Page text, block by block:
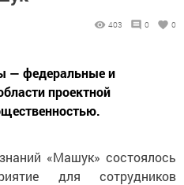
403 0 0
— федеральные и
проектной
«Машук» состоялось
для сотрудников